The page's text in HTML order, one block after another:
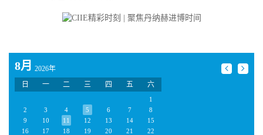
8月
2026年
日
一 二 三 四 五 六
1
2
3 4 5 6 7
8
9
10 11 12 13 14
15
16
17 18 19 20 21
22